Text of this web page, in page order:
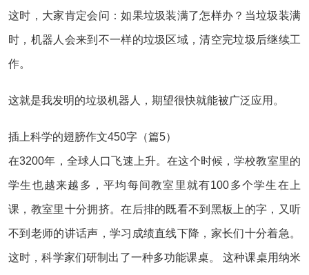
这时，大家肯定会问：如果垃圾装满了怎样办？当垃圾装满
时，机器人会来到不一样的垃圾区域，清空完垃圾后继续工
作。
这就是我发明的垃圾机器人，期望很快就能被广泛应用。
插上科学的翅膀作文450字（篇5）
在3200年，全球人口飞速上升。在这个时候，学校教室里的
学生也越来越多，平均每间教室里就有100多个学生在上
课，教室里十分拥挤。在后排的既看不到黑板上的字，又听
不到老师的讲话声，学习成绩直线下降，家长们十分着急。
这时，科学家们研制出了一种多功能课桌。 这种课桌用纳米